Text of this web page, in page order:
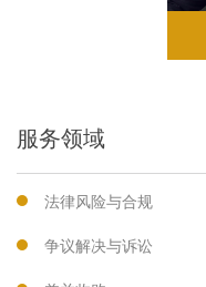
服务领域
法律风险与合规
争议解决与诉讼